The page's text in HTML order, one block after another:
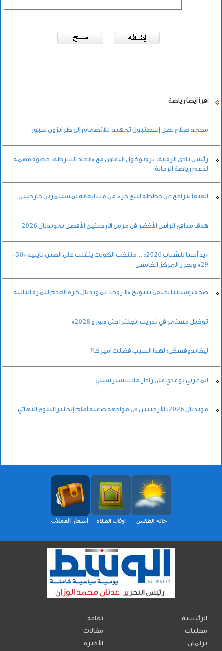
اقرأ أيضاً رياضة
محمد صلاح يصل إسطنبول تمهيدا للانضمام إلى طرابزون سبور
رئيس نادي الرماية: بروتوكول التعاون مع «اتحاد الشرطة» خطوة مهمة
لدعم رياضة الرماية
الفيفا يتراجع عن خططه لبيع جزء من مسابقاته لمستثمرين خارجيين
هدف مدافع الرأس الأخضر في مرمى الأرجنتين الأفضل بمونديال 2026
«يد آسيا للشباب 2026».. منتخب الكويت يتغلب على الصين تايبيه «30-
29» ويحرز المركز الخامس
صحف إسبانيا تحتفي بتتويج «لا روخا» بمونديال كرة القدم للمرة الثانية
توخيل مستمر في تدريب إنجلترا حتى «يورو 2028»
ليفاندوفسكي: لهذا السبب فضلت أميركا؟
المغربي بوعدي على رادار مانشستر سيتي
مونديال 2026: الأرجنتين في مواجهة صعبة أمام إنجلترا لبلوغ النهائي
الرئيسية
محليات
برلمان
ثقافة
مقالات
الأخيرة